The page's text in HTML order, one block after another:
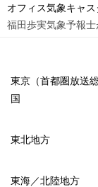
オフィス気象キャス
福田歩実気象予報
東京（首都圏放送
国
東北地方
東海／北陸地方